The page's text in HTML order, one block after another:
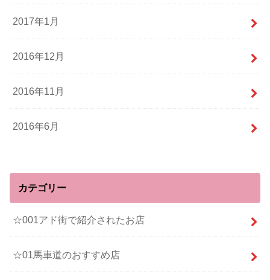
2017年1月
2016年12月
2016年11月
2016年6月
カテゴリー
☆001アド街で紹介されたお店
☆01馬車道のおすすめ店